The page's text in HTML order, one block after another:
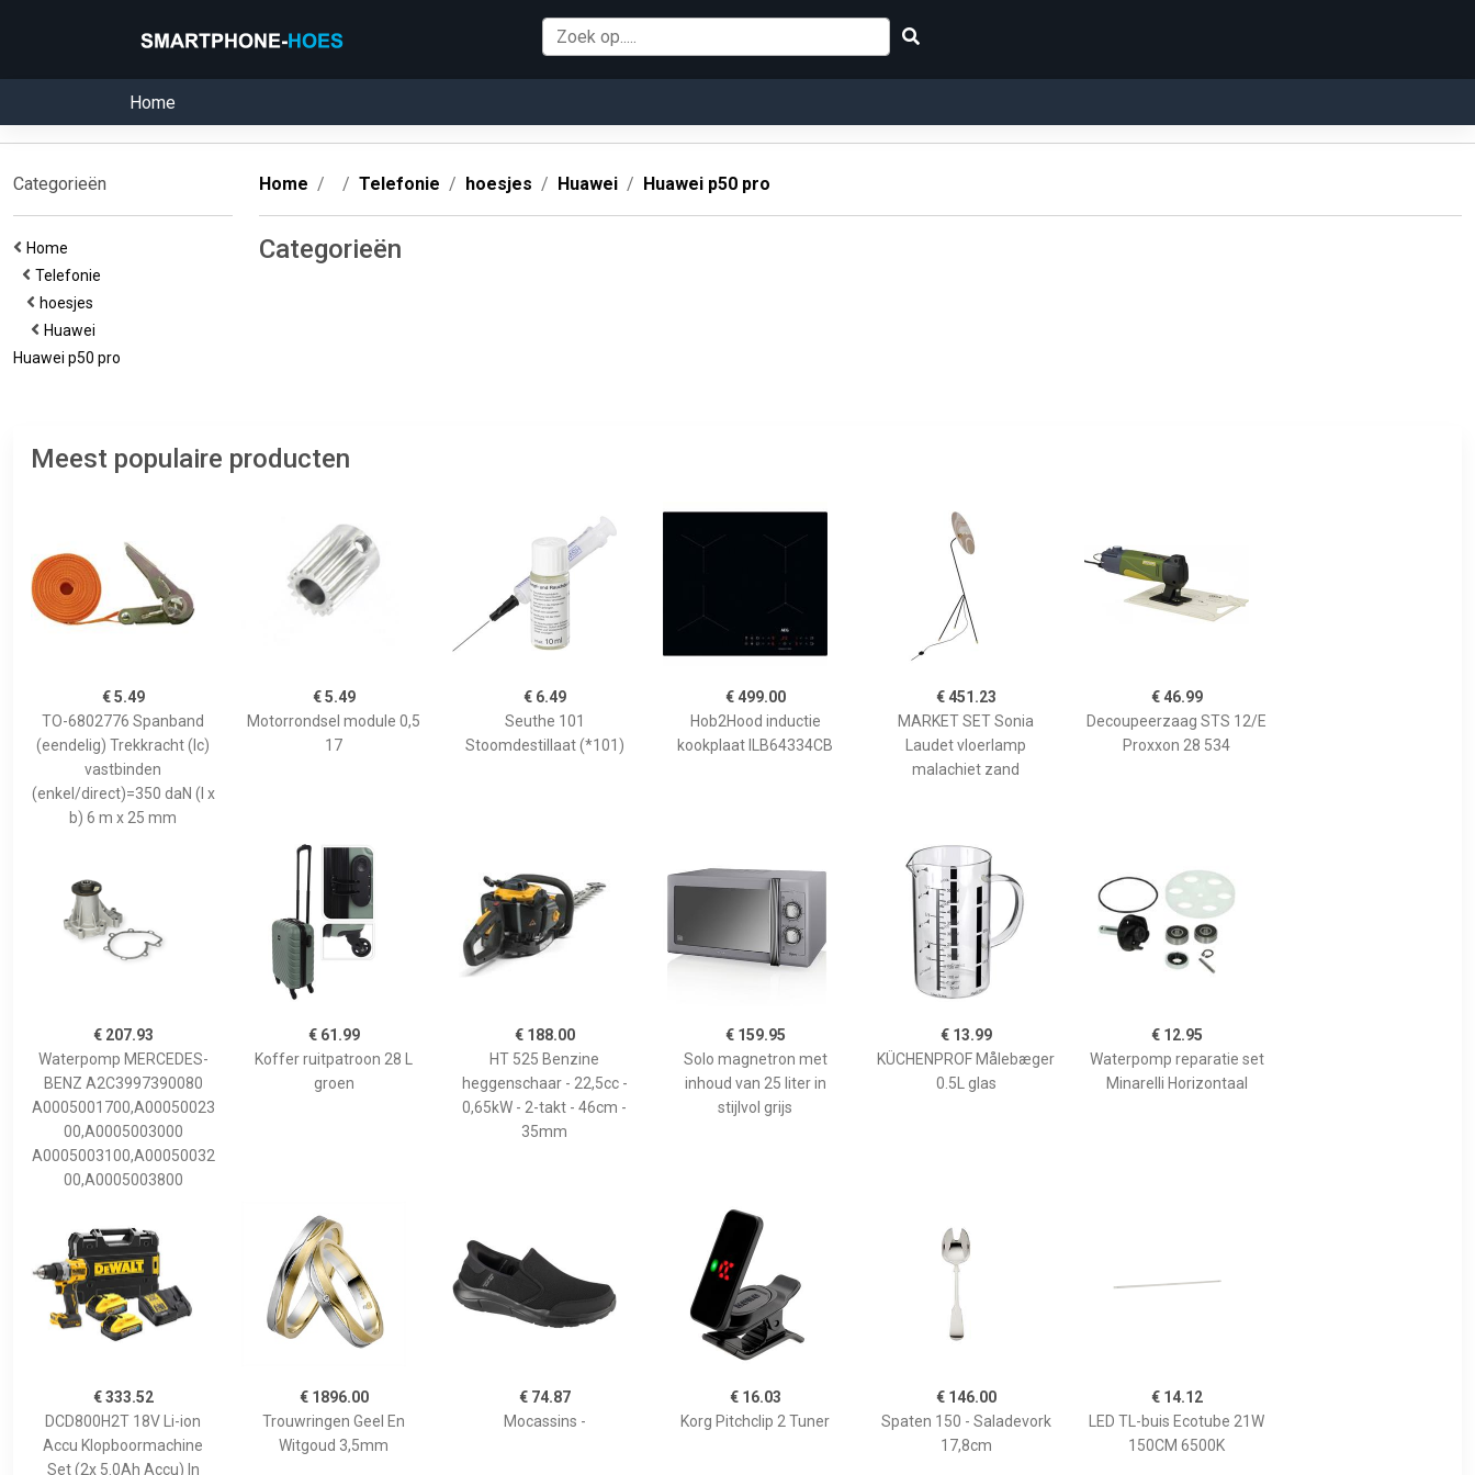
Home
Categorieën
Home
Telefonie
hoesjes
Huawei
Huawei p50 pro
Home Telefonie hoesjes Huawei Huawei p50 pro
Categorieën
Meest populaire producten
€ 5.49
TO-6802776 Spanband
(eendelig) Trekkracht (lc)
vastbinden
(enkel/direct)=350 daN (l x
b) 6 m x 25 mm
€ 5.49
Motorrondsel module 0,5
17
€ 6.49
Seuthe 101
Stoomdestillaat (*101)
€ 499.00
Hob2Hood inductie
kookplaat ILB64334CB
€ 451.23
MARKET SET Sonia
Laudet vloerlamp
malachiet zand
€ 46.99
Decoupeerzaag STS 12/E
Proxxon 28 534
€ 207.93
Waterpomp MERCEDES-
BENZ A2C3997390080
A0005001700,A00050023
00,A0005003000
A0005003100,A00050032
00,A0005003800
€ 61.99
Koffer ruitpatroon 28 L
groen
€ 188.00
HT 525 Benzine
heggenschaar - 22,5cc -
0,65kW - 2-takt - 46cm -
35mm
€ 159.95
Solo magnetron met
inhoud van 25 liter in
stijlvol grijs
€ 13.99
KÜCHENPROF Målebæger
0.5L glas
€ 12.95
Waterpomp reparatie set
Minarelli Horizontaal
€ 333.52
DCD800H2T 18V Li-ion
Accu Klopboormachine
Set (2x 5.0Ah Accu) In
€ 1896.00
Trouwringen Geel En
Witgoud 3,5mm
€ 74.87
Mocassins -
€ 16.03
Korg Pitchclip 2 Tuner
€ 146.00
Spaten 150 - Saladevork
17,8cm
€ 14.12
LED TL-buis Ecotube 21W
150CM 6500K